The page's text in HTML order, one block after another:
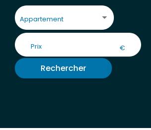
Appartement
€
Rechercher